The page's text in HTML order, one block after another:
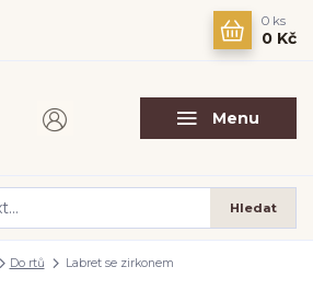
Menu
Hledat
0 ks
0 Kč
Do rtů Labret se zirkonem